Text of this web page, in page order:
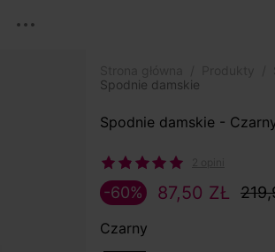
Spodnie damskie
Spodnie damskie -
87,50 ZŁ
-60%
Czarny